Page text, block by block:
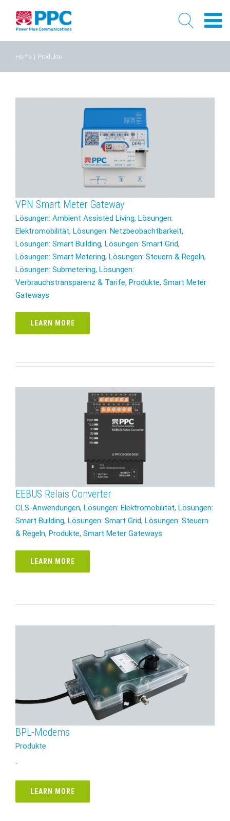
content
Home Produkte
VPN Smart Meter Gateway
Lösungen: Ambient Assisted Living, Lösungen:
Elektromobilität, Lösungen: Netzbeobachtbarkeit,
Lösungen: Smart Building, Lösungen: Smart Grid,
Lösungen: Smart Metering, Lösungen: Steuern & Regeln,
Lösungen: Submetering, Lösungen:
Verbrauchstransparenz & Tarife, Produkte, Smart Meter
Gateways
LEARN MORE
EEBUS Relais Converter
CLS-Anwendungen, Lösungen: Elektromobilität, Lösungen:
Smart Building, Lösungen: Smart Grid, Lösungen: Steuern
& Regeln, Produkte, Smart Meter Gateways
LEARN MORE
BPL-Modems
Produkte
-
LEARN MORE